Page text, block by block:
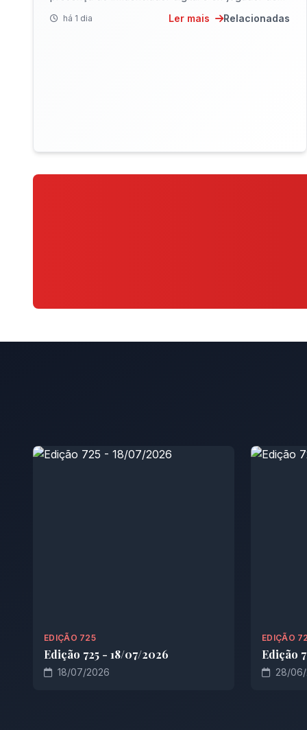
há 1 dia Ler mais Relacionadas
EDIÇÃO 725
Edição 725 - 18/07/2026
18/07/2026
EDIÇÃO
Edição
28/